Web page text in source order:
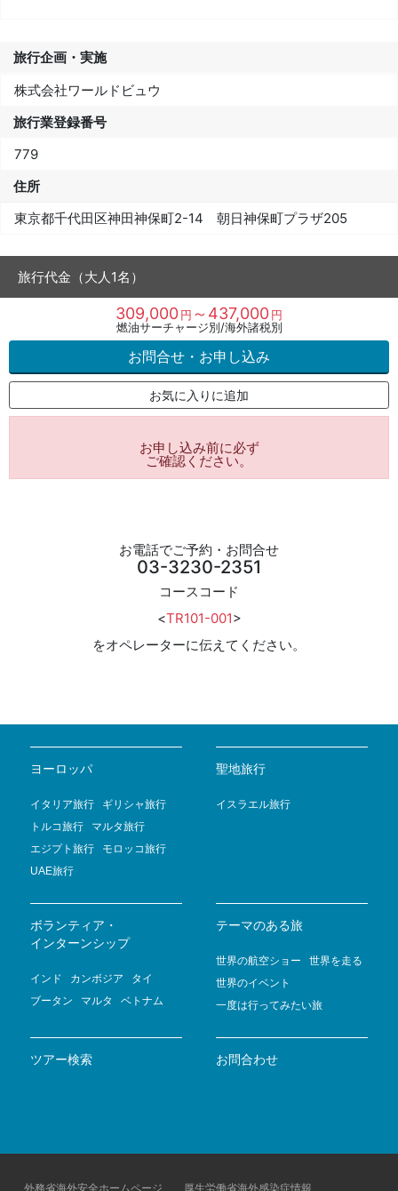
旅行企画・実施
株式会社ワールドビュウ
旅行業登録番号
779
住所
東京都千代田区神田神保町2-14 朝日神保町プラザ205
旅行代金（大人1名）
309,000円 ～437,000円
燃油サーチャージ別/海外諸税別
お問合せ・お申し込み
お気に入りに追加
お申し込み前に必ず
ご確認ください。
お電話でご予約・お問合せ
03-3230-2351
コースコード
<TR101-001>
をオペレーターに伝えてください。
ヨーロッパ
イタリア旅行
ギリシャ旅行
トルコ旅行
マルタ旅行
エジプト旅行
モロッコ旅行
UAE旅行
聖地旅行
イスラエル旅行
ボランティア・
インターンシップ
インド カンボジア
タイ
ブータン
マルタ ベトナム
テーマのある旅
世界の航空ショー
世界を走る
世界のイベント
一度は行ってみたい旅
ツアー検索 お問合わせ